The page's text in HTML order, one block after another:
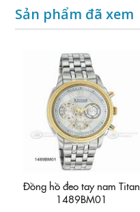
Sản phẩm đã xem
Đồng hồ đeo tay nam Titan
1489BM01